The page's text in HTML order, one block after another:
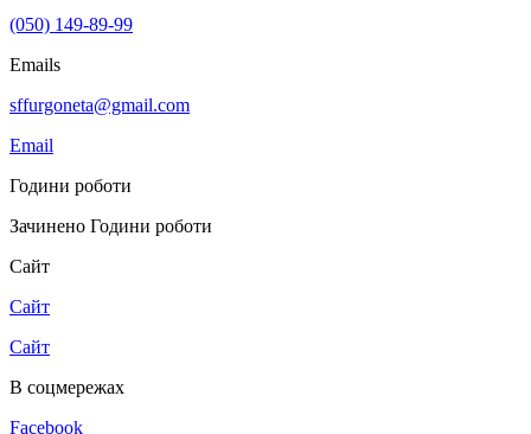
(050) 149-89-99
Emails
sffurgoneta@gmail.com
Email
Години роботи
Зачинено Години роботи
Сайт
Сайт
Сайт
В соцмережах
Facebook